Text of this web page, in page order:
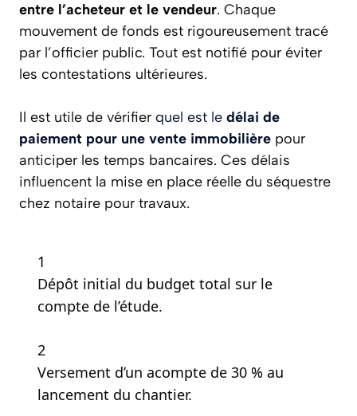
entre l’acheteur et le vendeur. Chaque
mouvement de fonds est rigoureusement tracé
par l’officier public. Tout est notifié pour éviter
les contestations ultérieures.
Il est utile de vérifier quel est le délai de
paiement pour une vente immobilière pour
anticiper les temps bancaires. Ces délais
influencent la mise en place réelle du séquestre
chez notaire pour travaux.
1
Dépôt initial du budget total sur le
compte de l’étude.
2
Versement d’un acompte de 30 % au
lancement du chantier.